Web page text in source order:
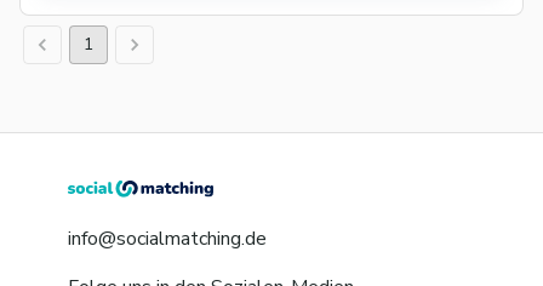
1
info@socialmatching.de